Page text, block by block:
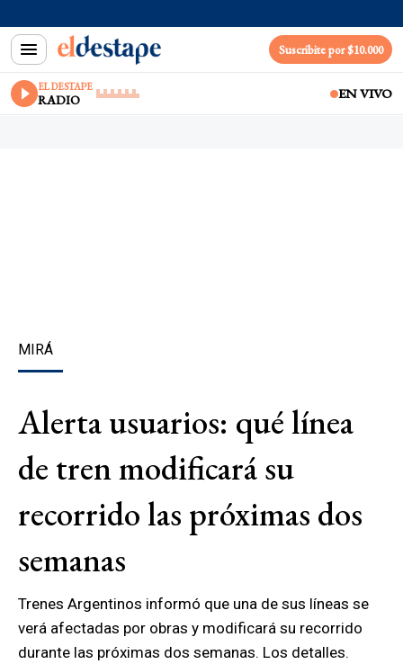
Suscribite por $10.000
EL DESTAPE
RADIO EN VIVO
MIRÁ
Alerta usuarios: qué línea
de tren modificará su
recorrido las próximas dos
semanas
Trenes Argentinos informó que una de sus líneas se
verá afectadas por obras y modificará su recorrido
durante las próximas dos semanas. Los detalles.